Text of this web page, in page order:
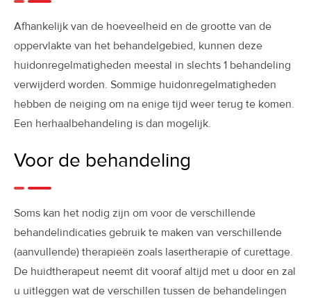
Afhankelijk van de hoeveelheid en de grootte van de
oppervlakte van het behandelgebied, kunnen deze
huidonregelmatigheden meestal in slechts 1 behandeling
verwijderd worden. Sommige huidonregelmatigheden
hebben de neiging om na enige tijd weer terug te komen.
Een herhaalbehandeling is dan mogelijk.
Voor de behandeling
Soms kan het nodig zijn om voor de verschillende
behandelindicaties gebruik te maken van verschillende
(aanvullende) therapieën zoals lasertherapie of curettage.
De huidtherapeut neemt dit vooraf altijd met u door en zal
u uitleggen wat de verschillen tussen de behandelingen